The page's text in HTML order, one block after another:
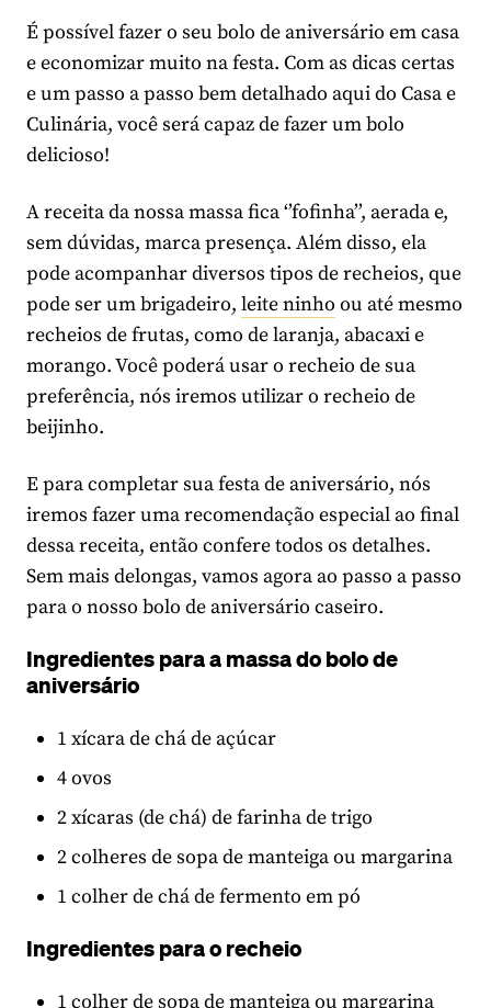
É possível fazer o seu bolo de aniversário em casa
e economizar muito na festa. Com as dicas certas
e um passo a passo bem detalhado aqui do Casa e
Culinária, você será capaz de fazer um bolo
delicioso!
A receita da nossa massa fica ‘’fofinha’’, aerada e,
sem dúvidas, marca presença. Além disso, ela
pode acompanhar diversos tipos de recheios, que
pode ser um brigadeiro, leite ninho ou até mesmo
recheios de frutas, como de laranja, abacaxi e
morango. Você poderá usar o recheio de sua
preferência, nós iremos utilizar o recheio de
beijinho.
E para completar sua festa de aniversário, nós
iremos fazer uma recomendação especial ao final
dessa receita, então confere todos os detalhes.
Sem mais delongas, vamos agora ao passo a passo
para o nosso bolo de aniversário caseiro.
Ingredientes para a massa do bolo de
aniversário
1 xícara de chá de açúcar
4 ovos
2 xícaras (de chá) de farinha de trigo
2 colheres de sopa de manteiga ou margarina
1 colher de chá de fermento em pó
Ingredientes para o recheio
1 colher de sopa de manteiga ou margarina